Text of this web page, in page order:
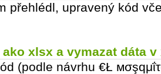
přehlédl, upravený kód
xlsx a vymazat dáta v
(podle návrhu €Ł